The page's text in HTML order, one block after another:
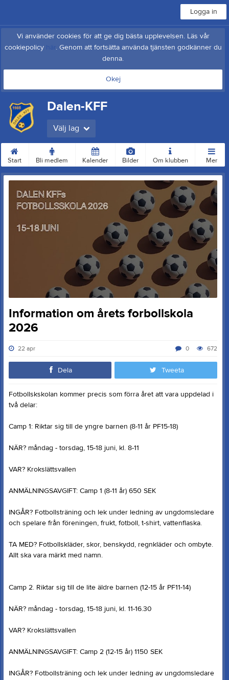
Logga in
Vi använder cookies för att ge dig bästa upplevelsen. Läs vår
cookiepolicy
. Genom att fortsätta använda tjänsten godkänner du
denna.
Okej
Dalen-KFF
Välj lag
Start Bli medlem Kalender Bilder Om klubben Mer
Information om årets forbollskola
2026
22 apr 672
0
Dela Tweeta
Fotbollskskolan kommer precis som förra året att vara uppdelad i
två delar:
Camp 1: Riktar sig till de yngre barnen (8-11 år PF15-18)
NÄR? måndag - torsdag, 15-18 juni, kl. 8-11
VAR? Krokslättsvallen
ANMÄLNINGSAVGIFT: Camp 1 (8-11 år) 650 SEK
INGÅR? Fotbollsträning och lek under ledning av ungdomsledare
och spelare från föreningen, frukt, fotboll, t-shirt, vattenflaska.
TA MED? Fotbollskläder, skor, benskydd, regnkläder och ombyte.
Allt ska vara märkt med namn.
Camp 2. Riktar sig till de lite äldre barnen (12-15 år PF11-14)
NÄR? måndag - torsdag, 15-18 juni, kl. 11-16.30
VAR? Krokslättsvallen
ANMÄLNINGSAVGIFT: Camp 2 (12-15 år) 1150 SEK
INGÅR? Fotbollsträning och lek under ledning av ungdomsledare